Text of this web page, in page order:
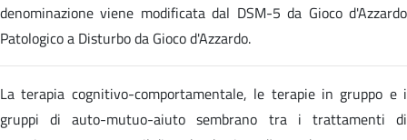
denominazione viene modificata dal DSM-5 da Gioco d'Azzardo
Patologico a Disturbo da Gioco d'Azzardo.
La terapia cognitivo-comportamentale, le terapie in gruppo e i
gruppi di auto-mutuo-aiuto sembrano tra i trattamenti di